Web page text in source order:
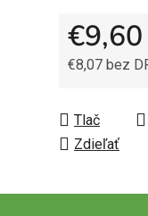
€9,60
€8,07 bez
Tlač
Zdieľať